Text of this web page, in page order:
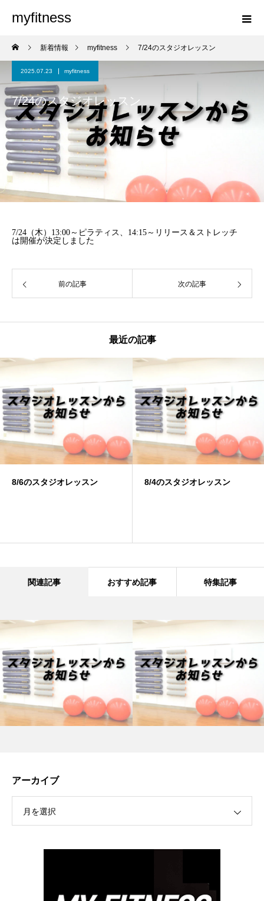
myfitness
新着情報 myfitness 7/24のスタジオレッスン
2025.07.23 myfitness
7/24のスタジオレッスン
7/24（木）13:00～ピラティス、14:15～リリース＆ストレッチ
は開催が決定しました
前の記事 次の記事
最近の記事
8/6のスタジオレッスン 8/4のスタジオレッスン
関連記事 おすすめ記事 特集記事
アーカイブ
月を選択